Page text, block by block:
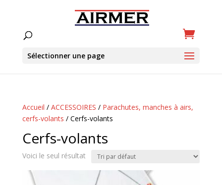
Sélectionner une page
Accueil / ACCESSOIRES / Parachutes, manches à airs,
cerfs-volants / Cerfs-volants
Cerfs-volants
Voici le seul résultat